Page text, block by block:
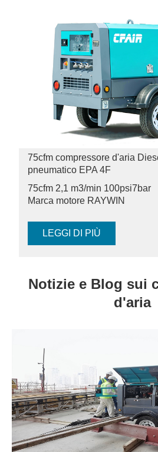
75cfm compressore d'aria
pneumatico EPA 4F
75cfm 2,1 m3/min 100psi7bar
Marca motore RAYWIN
LEGGI DI PIÙ
Notizie e Blog sui
d'aria